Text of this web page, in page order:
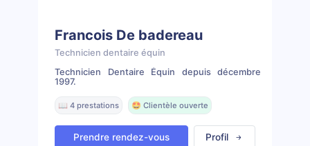
Francois De badereau
Technicien dentaire équin
Technicien Dentaire Équin depuis décembre
1997.
📖 4 prestations 🤩 Clientèle ouverte
Prendre rendez-vous Profil